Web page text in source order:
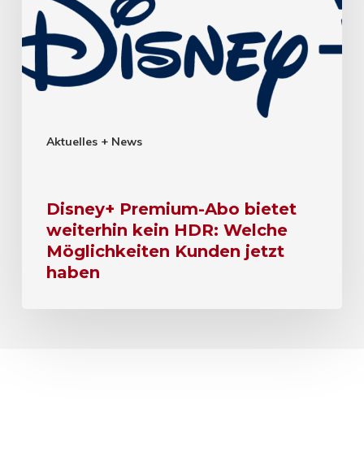
Aktuelles + News
Disney+ Premium-Abo bietet
weiterhin kein HDR: Welche
Möglichkeiten Kunden jetzt
haben